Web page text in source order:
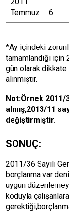
Temmuz
6
*Ay içindeki
tamamlandığı
gün olarak dikkate
alınmıştır.
Not:Örnek 2011/
almış,2013/11
değiştirmiştir.
SONUÇ:
2011/36 Sayılı
borçlanma var
uygun
koduyla